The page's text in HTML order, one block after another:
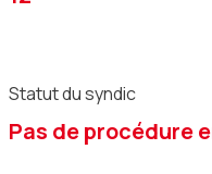
Statut du syndic
Pas de procédure